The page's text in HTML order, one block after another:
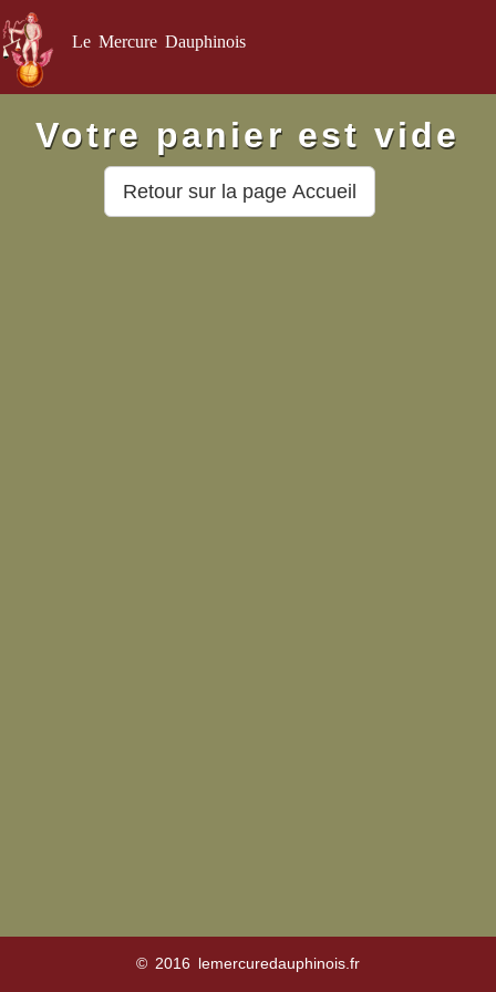
Le Mercure Dauphinois
Votre panier est vide
© 2016 lemercuredauphinois.fr